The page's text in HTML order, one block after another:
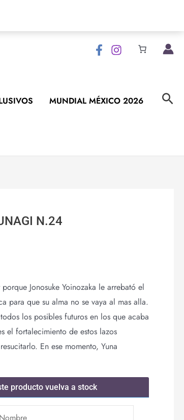
MUNDIAL MÉXICO 2026
N.24
Jonosuke Yoinozaka le arrebató el
para que su alma no se vaya al mas alla.
los posibles futuros en los que acaba
el fortalecimiento de estos lazos
En ese momento, Yuna
producto vuelva a stock